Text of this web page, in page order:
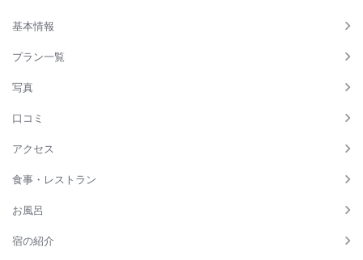
基本情報
プラン一覧
写真
口コミ
アクセス
食事・レストラン
お風呂
宿の紹介